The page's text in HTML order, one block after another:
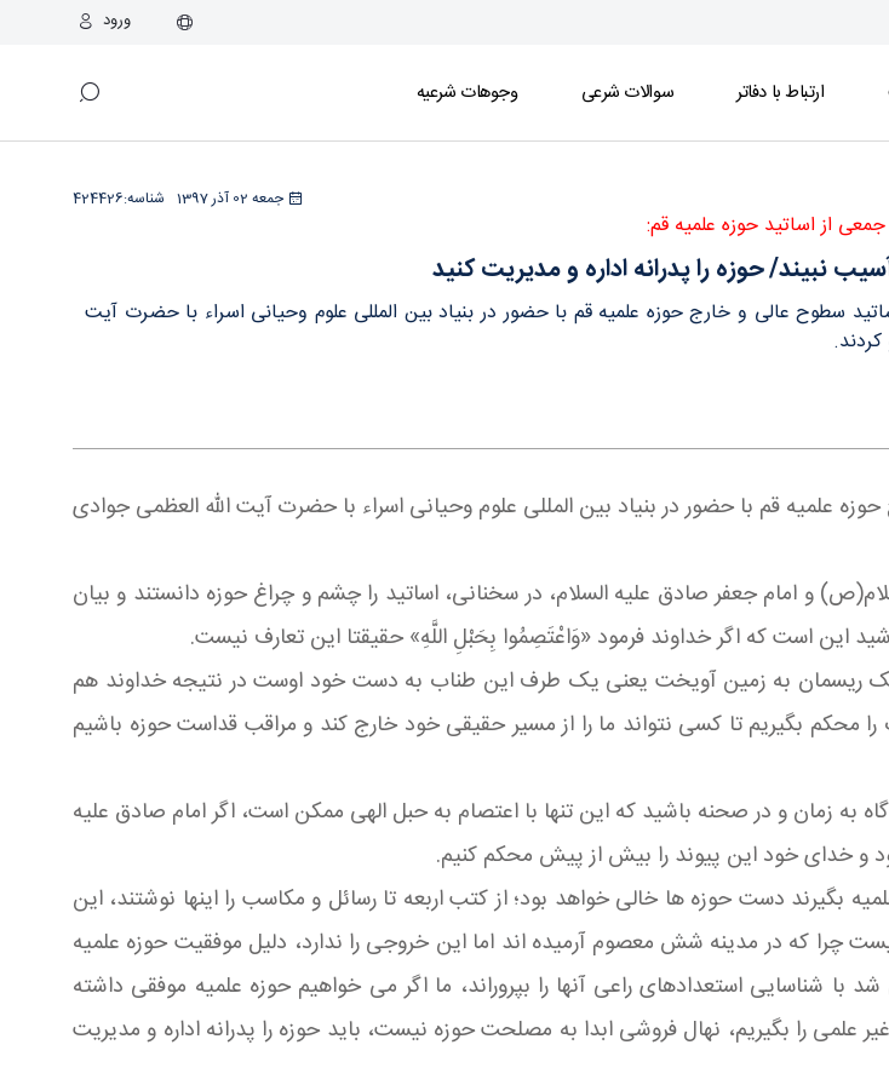
ورود
ارتباط با دفاتر سوالات شرعی وجوهات شرعیه
جمعه 02 آذر 1397 424426شناسه:
از اساتید حوزه علمیه قم:
نبیند/ حوزه را پدرانه اداره و مدیریت کنید
سطوح عالی و خارج حوزه علمیه قم با حضور در بنیاد بین المللی علوم وحیانی اسراء با حضرت آیت
علمیه قم با حضور در بنیاد بین المللی علوم وحیانی اسراء با حضرت آیت الله العظمی جوادی
و امام جعفر صادق علیه السلام، در سخنانی، اساتید را چشم و چراغ حوزه دانستند و بیان
این است که اگر خداوند فرمود «وَاعْتَصِمُوا بِحَبْلِ اللَّهِ» حقیقتا این تعارف نیست.
یک ریسمان به زمین آویخت یعنی یک طرف این طناب به دست خود اوست در نتیجه خداوند هم
محکم بگیریم تا کسی نتواند ما را از مسیر حقیقی خود خارج کند و مراقب قداست حوزه باشیم
به زمان و در صحنه باشید که این تنها با اعتصام به حبل الهی ممکن است، اگر امام صادق علیه
و خدای خود این پیوند را بیش از پیش محکم کنیم.
بگیرند دست حوزه ها خالی خواهد بود؛ از کتب اربعه تا رسائل و مکاسب را اینها نوشتند، این
که در مدینه شش معصوم آرمیده اند اما این خروجی را ندارد، دلیل موفقیت حوزه علمیه
استعدادهای راعی آنها را بپروراند، ما اگر می خواهیم حوزه علمیه موفقی داشته
علمی را بگیریم، نهال فروشی ابدا به مصلحت حوزه نیست، باید حوزه را پدرانه اداره و مدیریت